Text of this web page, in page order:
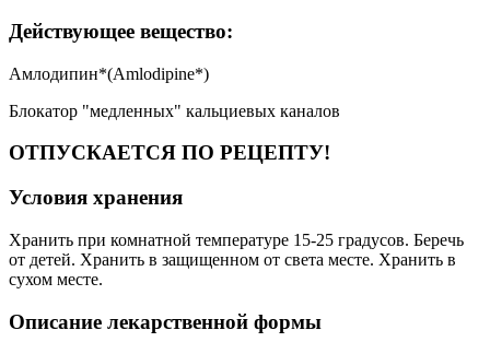
Действующее вещество:
Амлодипин*(Amlodipine*)
Блокатор "медленных" кальциевых каналов
ОТПУСКАЕТСЯ ПО РЕЦЕПТУ!
Условия хранения
Хранить при комнатной температуре 15-25 градусов. Беречь
от детей. Хранить в защищенном от света месте. Хранить в
сухом месте.
Описание лекарственной формы